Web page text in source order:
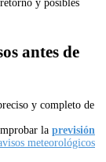
y posibles
antes de
y completo de
la previsión
meteorológicos